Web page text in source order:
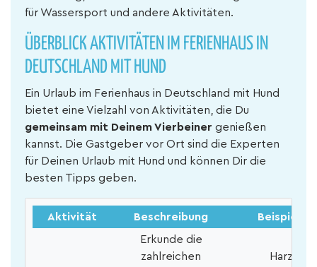
für Wassersport und andere Aktivitäten.
ÜBERBLICK AKTIVITÄTEN IM FERIENHAUS IN
DEUTSCHLAND MIT HUND
Ein Urlaub im Ferienhaus in Deutschland mit Hund
bietet eine Vielzahl von Aktivitäten, die Du
gemeinsam mit Deinem Vierbeiner genießen
kannst. Die Gastgeber vor Ort sind die Experten
für Deinen Urlaub mit Hund und können Dir die
besten Tipps geben.
Aktivität Beschreibung Beispiele
Erkunde die
zahlreichen
Harz,